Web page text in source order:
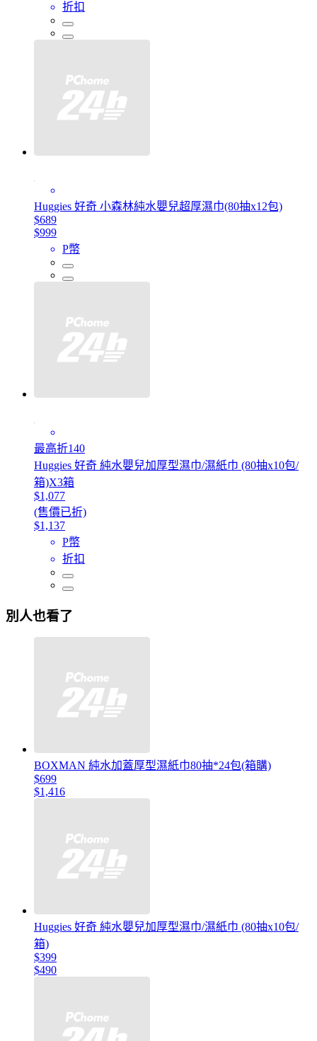
折扣
Huggies 好奇 小森林純水嬰兒超厚濕巾(80抽x12包)
$689
$999
P幣
最高折140
Huggies 好奇 純水嬰兒加厚型濕巾/濕紙巾 (80抽x10包/
箱)X3箱
$1,077
(售價已折)
$1,137
P幣
折扣
別人也看了
BOXMAN 純水加蓋厚型濕紙巾80抽*24包(箱購)
$699
$1,416
Huggies 好奇 純水嬰兒加厚型濕巾/濕紙巾 (80抽x10包/
箱)
$399
$490